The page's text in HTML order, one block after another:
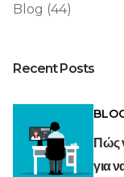
Blog (44)
Recent Posts
Πώς
για